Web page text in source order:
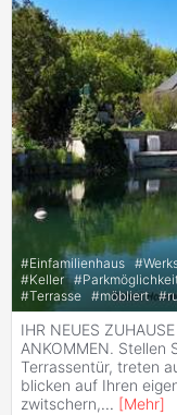
#Einfamilienhaus #
#Keller #
#Terrasse #möbliert #
IHR NEUES
ANKOMMEN. Stellen
Terrassentür, treten
blicken auf Ihren
zwitschern,... [Mehr]